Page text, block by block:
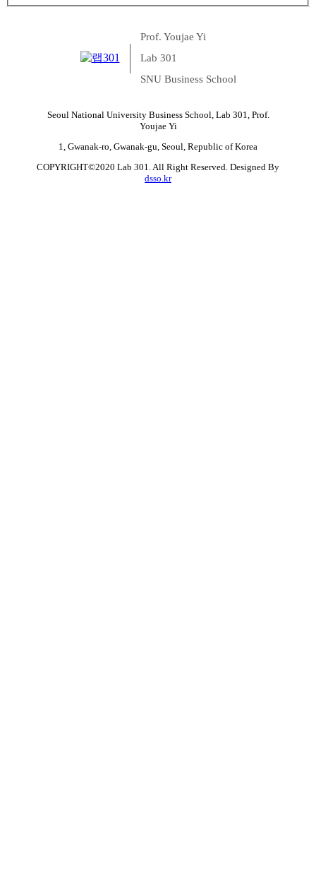
Prof. Youjae Yi
Lab 301
SNU Business School
Seoul National University Business School, Lab 301, Prof.
Youjae Yi
1, Gwanak-ro, Gwanak-gu, Seoul, Republic of Korea
COPYRIGHT©2020 Lab 301. All Right Reserved. Designed By
dsso.kr